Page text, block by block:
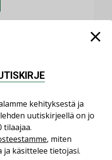
kehityksestä ja
uutiskirjeellä on jo
tilaajaa.
, miten
käsittelee tietojasi.